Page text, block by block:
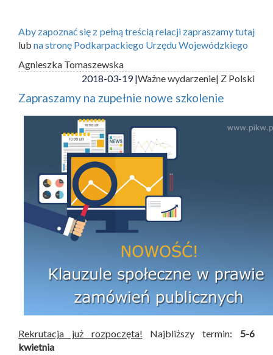
Aby zapoznać się z pełną treścią relacji zapraszamy tutaj
lub na stronę Podkarpackiego Urzędu Wojewódzkiego
Agnieszka Tomaszewska
2018-03-19 |Ważne wydarzenie| Z Polski
Zapraszamy na zupełnie nowe szkolenie
Rekrutacja już rozpoczęta! Najbliższy termin: 5-6
kwietnia